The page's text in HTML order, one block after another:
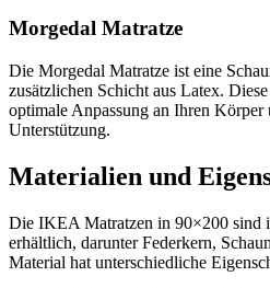
Morgedal Matratze
Die Morgedal Matratze ist eine
zusätzlichen Schicht aus Latex.
optimale Anpassung an Ihren Körper
Unterstützung.
Materialien und
Die IKEA Matratzen in 90×200 sind
erhältlich, darunter Federkern,
Material hat unterschiedliche